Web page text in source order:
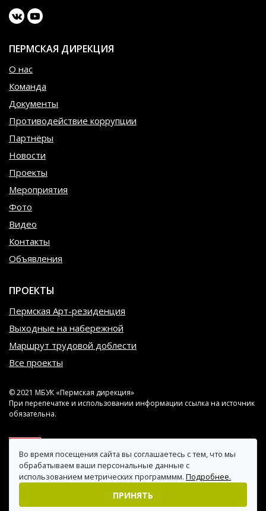
ПЕРМСКАЯ ДИРЕКЦИЯ
О нас
Команда
Документы
Противодействие коррупции
Партнёры
Новости
Проекты
Мероприятия
Фото
Видео
Контакты
Объявления
ПРОЕКТЫ
Пермская Арт-резиденция
Выходные на набережной
Маршрут трудовой доблести
Все проекты
© 2021 МБУК «Пермская дирекция»
При перепечатке и использовании информации ссылка на источник
обязательна.
Во время посещения сайта вы соглашаетесь с тем, что мы
обрабатываем ваши персональные данные с
использованием метрических программмм. Подробнее.
ПРИНЯТЬ